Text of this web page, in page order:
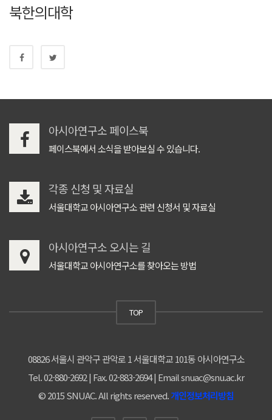
북한의대학
아시아연구소 페이스북
페이스북에서 소식을 받아보실 수 있습니다.
각종 신청 및 자료실
서울대학교 아시아연구소 관련 신청서 및 자료실
아시아연구소 오시는 길
서울대학교 아시아연구소를 찾아오는 방법
TOP
08826 서울시 관악구 관악로 1 서울대학교 101동 아시아연구소
Tel. 02-880-2692 | Fax. 02-883-2694 | Email snuac@snu.ac.kr
© 2015 SNUAC. All rights reserved.개인정보처리방침